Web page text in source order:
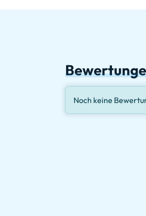
Noch keine